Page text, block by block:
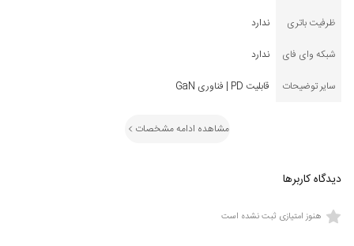
ظرفیت باتری
ندارد
شبکه وای فای
ندارد
سایر توضیحات
قابلیت PD | فناوری GaN
مشاهده ادامه مشخصات
دیدگاه کاربرها
هنوز امتیازی ثبت نشده است